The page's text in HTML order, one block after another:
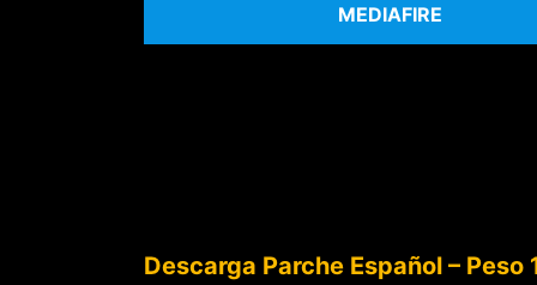
MEDIAFIRE
Descarga Parche Español – Peso